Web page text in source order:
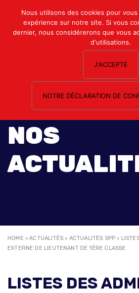
NOS
HOME >ACTUALITÉS > ACTUALITÉS SPP >
EXTERNE DE LIEUTENANT DE 1ÈRE CLASSE
LISTES DES
Nous utilisons des cookies pour
expérience sur notre site. Si vous
dernier, nous considérerons que vous
d'utilisations.
J'ACCEPTE
NOTRE DÉCLARATION DE